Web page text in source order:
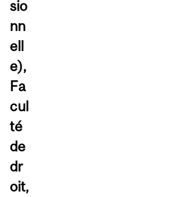
sio
nn
ell
e),
Fa
cul
té
de
dr
oit,